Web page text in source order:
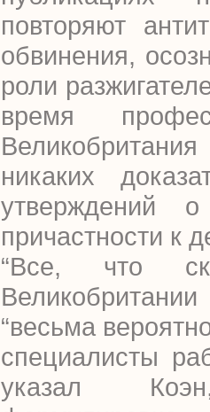
повторяют
обвинения,
роли
время
никаких
утверждений
причастности к
“Все, что
“весьма
специалисты
указал